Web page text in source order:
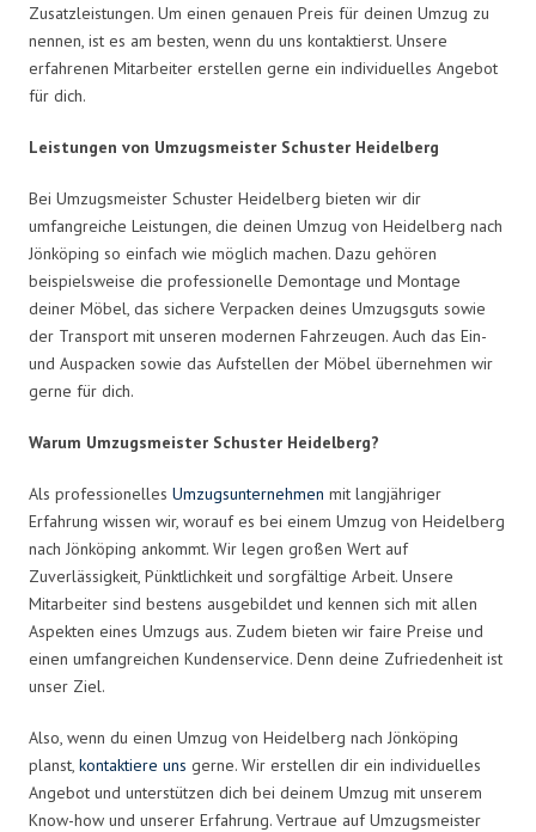
Zusatzleistungen. Um einen genauen Preis für deinen Umzug zu
nennen, ist es am besten, wenn du uns kontaktierst. Unsere
erfahrenen Mitarbeiter erstellen gerne ein individuelles Angebot
für dich.
Leistungen von Umzugsmeister Schuster Heidelberg
Bei Umzugsmeister Schuster Heidelberg bieten wir dir
umfangreiche Leistungen, die deinen Umzug von Heidelberg nach
Jönköping so einfach wie möglich machen. Dazu gehören
beispielsweise die professionelle Demontage und Montage
deiner Möbel, das sichere Verpacken deines Umzugsguts sowie
der Transport mit unseren modernen Fahrzeugen. Auch das Ein-
und Auspacken sowie das Aufstellen der Möbel übernehmen wir
gerne für dich.
Warum Umzugsmeister Schuster Heidelberg?
Als professionelles Umzugsunternehmen mit langjähriger
Erfahrung wissen wir, worauf es bei einem Umzug von Heidelberg
nach Jönköping ankommt. Wir legen großen Wert auf
Zuverlässigkeit, Pünktlichkeit und sorgfältige Arbeit. Unsere
Mitarbeiter sind bestens ausgebildet und kennen sich mit allen
Aspekten eines Umzugs aus. Zudem bieten wir faire Preise und
einen umfangreichen Kundenservice. Denn deine Zufriedenheit ist
unser Ziel.
Also, wenn du einen Umzug von Heidelberg nach Jönköping
planst, kontaktiere uns gerne. Wir erstellen dir ein individuelles
Angebot und unterstützen dich bei deinem Umzug mit unserem
Know-how und unserer Erfahrung. Vertraue auf Umzugsmeister